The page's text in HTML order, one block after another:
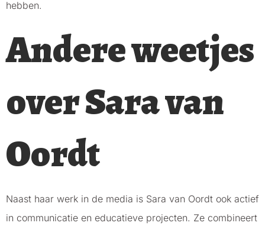
hebben.
Andere weetjes
over Sara van
Oordt
Naast haar werk in de media is Sara van Oordt ook actief
in communicatie en educatieve projecten. Ze combineert